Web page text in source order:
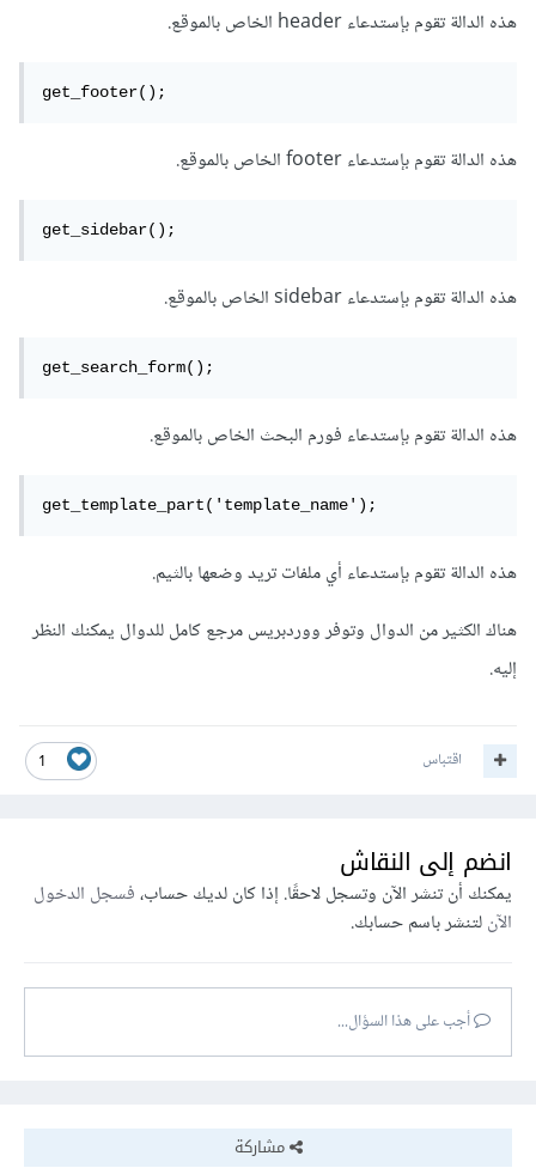
هذه الدالة تقوم بإستدعاء header الخاص بالموقع.
get_footer();
هذه الدالة تقوم بإستدعاء footer الخاص بالموقع.
get_sidebar();
هذه الدالة تقوم بإستدعاء sidebar الخاص بالموقع.
get_search_form();
هذه الدالة تقوم بإستدعاء فورم البحث الخاص بالموقع.
get_template_part('template_name');
هذه الدالة تقوم بإستدعاء أي ملفات تريد وضعها بالثيم.
هناك الكثير من الدوال وتوفر ووردبريس مرجع كامل للدوال يمكنك النظر
إليه.
1 اقتباس
انضم إلى النقاش
يمكنك أن تنشر الآن وتسجل لاحقًا. إذا كان لديك حساب،فسجل الدخول
الآنلتنشر باسم حسابك.
أجب على هذا السؤال...
مشاركة